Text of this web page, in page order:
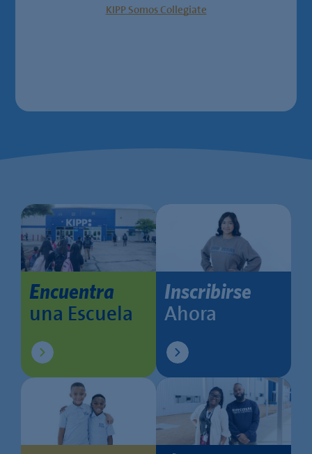
KIPP Somos Collegiate
Encuentra
una Escuela
Inscribirse
Ahora